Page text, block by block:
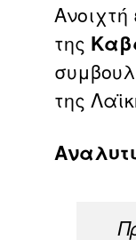
Ανοιχτή
της
της